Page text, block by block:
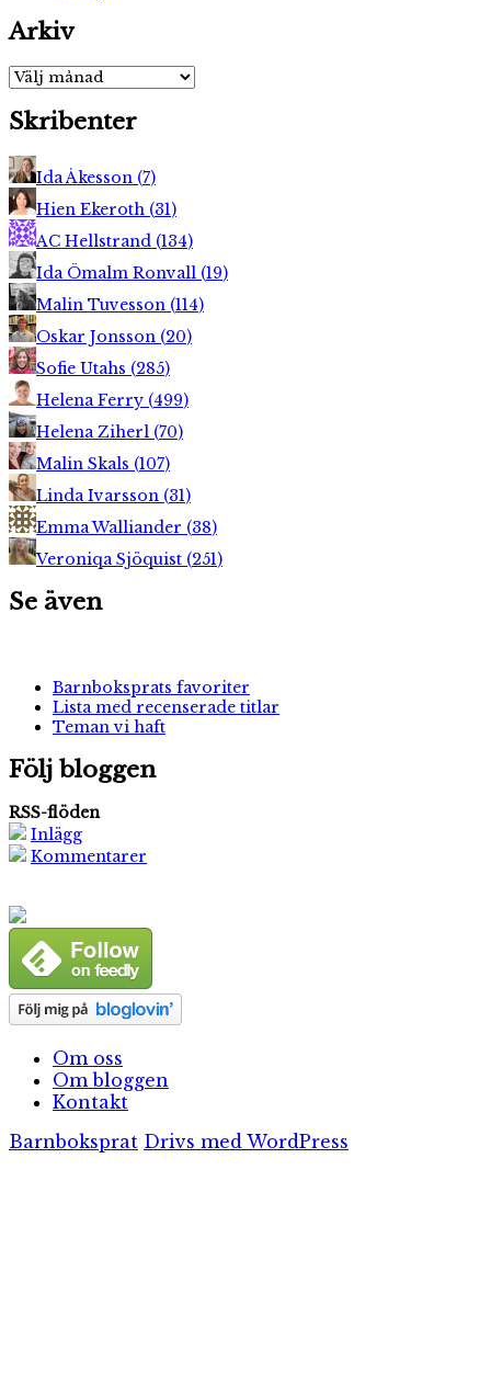
Arkiv
Arkiv
Skribenter
Ida Åkesson (7)
Hien Ekeroth (31)
AC Hellstrand (134)
Ida Ömalm Ronvall (19)
Malin Tuvesson (114)
Oskar Jonsson (20)
Sofie Utahs (285)
Helena Ferry (499)
Helena Ziherl (70)
Malin Skals (107)
Linda Ivarsson (31)
Emma Walliander (38)
Veroniqa Sjöquist (251)
Se även
Barnboksprats favoriter
Lista med recenserade titlar
Teman vi haft
Följ bloggen
RSS-flöden
Inlägg
Kommentarer
Om oss
Om bloggen
Kontakt
Barnboksprat Drivs med WordPress